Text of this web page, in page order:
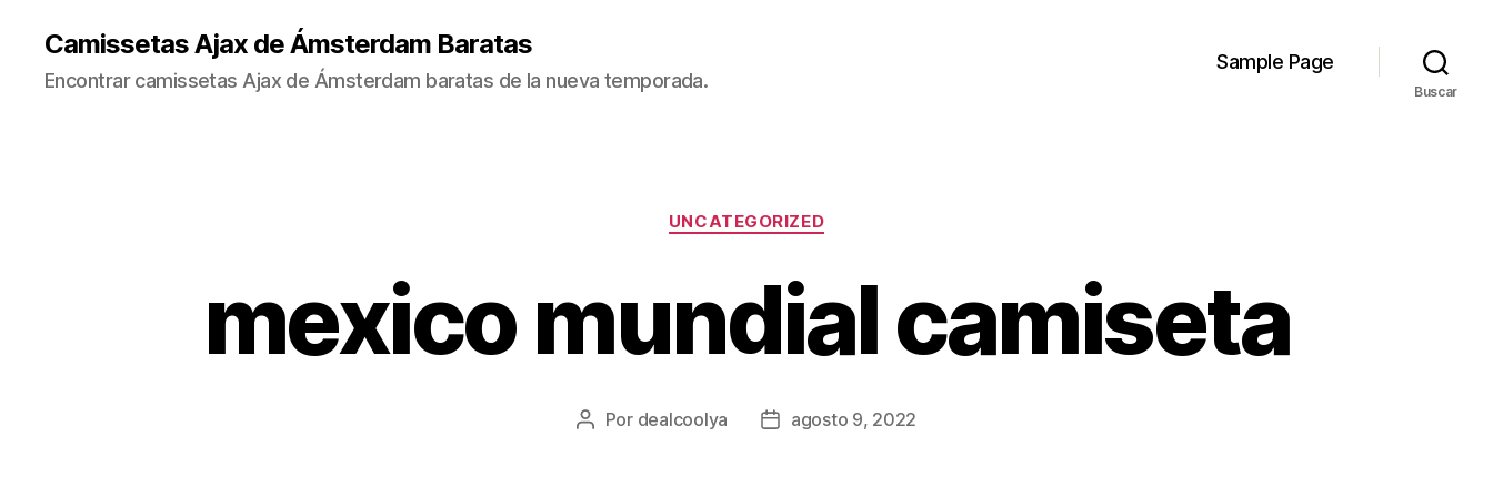
Camissetas Ajax de Ámsterdam Baratas
Encontrar camissetas Ajax de Ámsterdam baratas de la nueva temporada.
Sample Page
Buscar
Categorías
UNCATEGORIZED
mexico mundial camiseta
Autor
Por dealcoolya
Fechaagosto 9, 2022